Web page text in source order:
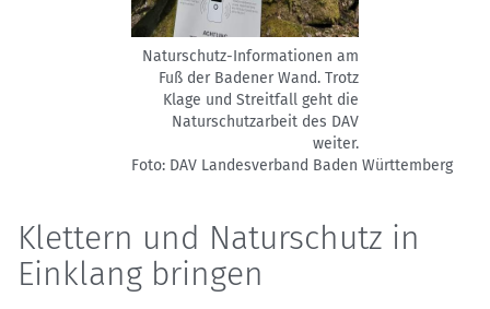
Naturschutz-Informationen am
Fuß der Badener Wand. Trotz
Klage und Streitfall geht die
Naturschutzarbeit des DAV
weiter.
Foto: DAV Landesverband Baden Württemberg
Klettern und Naturschutz in
Einklang bringen